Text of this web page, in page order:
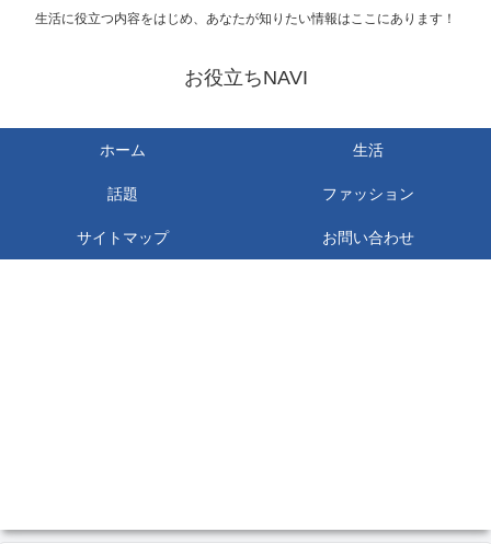
生活に役立つ内容をはじめ、あなたが知りたい情報はここにあります！
お役立ちNAVI
ホーム 生活
話題 ファッション
サイトマップ お問い合わせ